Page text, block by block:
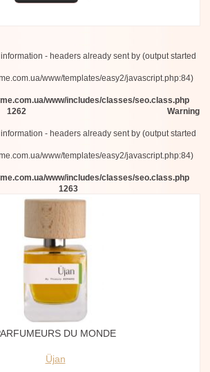
- headers already sent by (output started
www/templates/easy2/javascript.php:84)
www/includes/classes/seo.class.php
1262 Warning
- headers already sent by (output started
www/templates/easy2/javascript.php:84)
www/includes/classes/seo.class.php
1263
DU MONDE
Üjan